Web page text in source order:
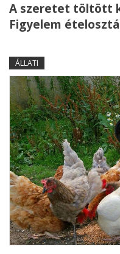
A szeretet töltött
Figyelem
ÁLLATI